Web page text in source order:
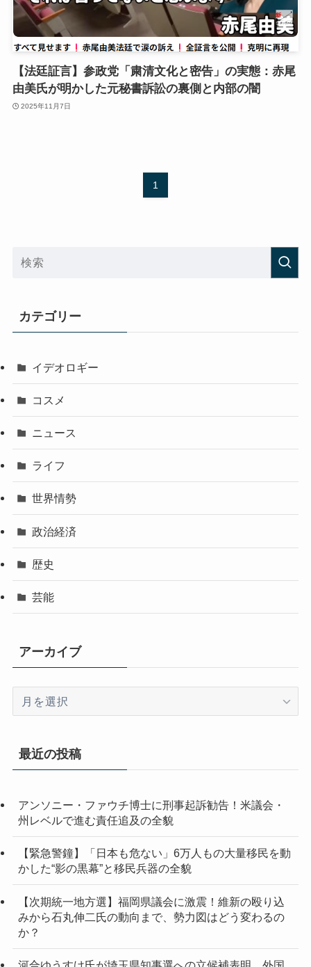
【法廷証言】参政党「粛清文化と密告」の実態：赤尾
由美氏が明かした元秘書訴訟の裏側と内部の闇
2025年11月7日
1
カテゴリー
イデオロギー
コスメ
ニュース
ライフ
世界情勢
政治経済
歴史
芸能
アーカイブ
イ
最近の投稿
アンソニー・ファウチ博士に刑事起訴勧告！米議会・
州レベルで進む責任追及の全貌
【緊急警鐘】「日本も危ない」6万人もの大量移民を動
かした“影の黒幕”と移民兵器の全貌
【次期統一地方選】福岡県議会に激震！維新の殴り込
みから石丸伸二氏の動向まで、勢力図はどう変わるの
か？